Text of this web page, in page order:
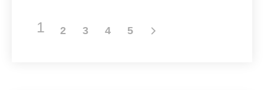
1 2 3 4 5